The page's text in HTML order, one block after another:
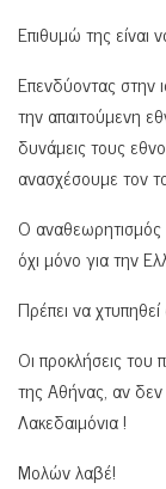
Επιθυμώ της είναι
Επενδύοντας στην
την απαιτούμενη
δυνάμεις τους
ανασχέσουμε τον
Ο αναθεωρητισμός
όχι μόνο για την
Πρέπει να
Οι προκλήσεις
της Αθήνας, αν
Λακεδαιμόνια !
Μολών λαβέ!